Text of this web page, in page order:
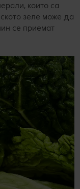
които са
зеле може да
се приемат